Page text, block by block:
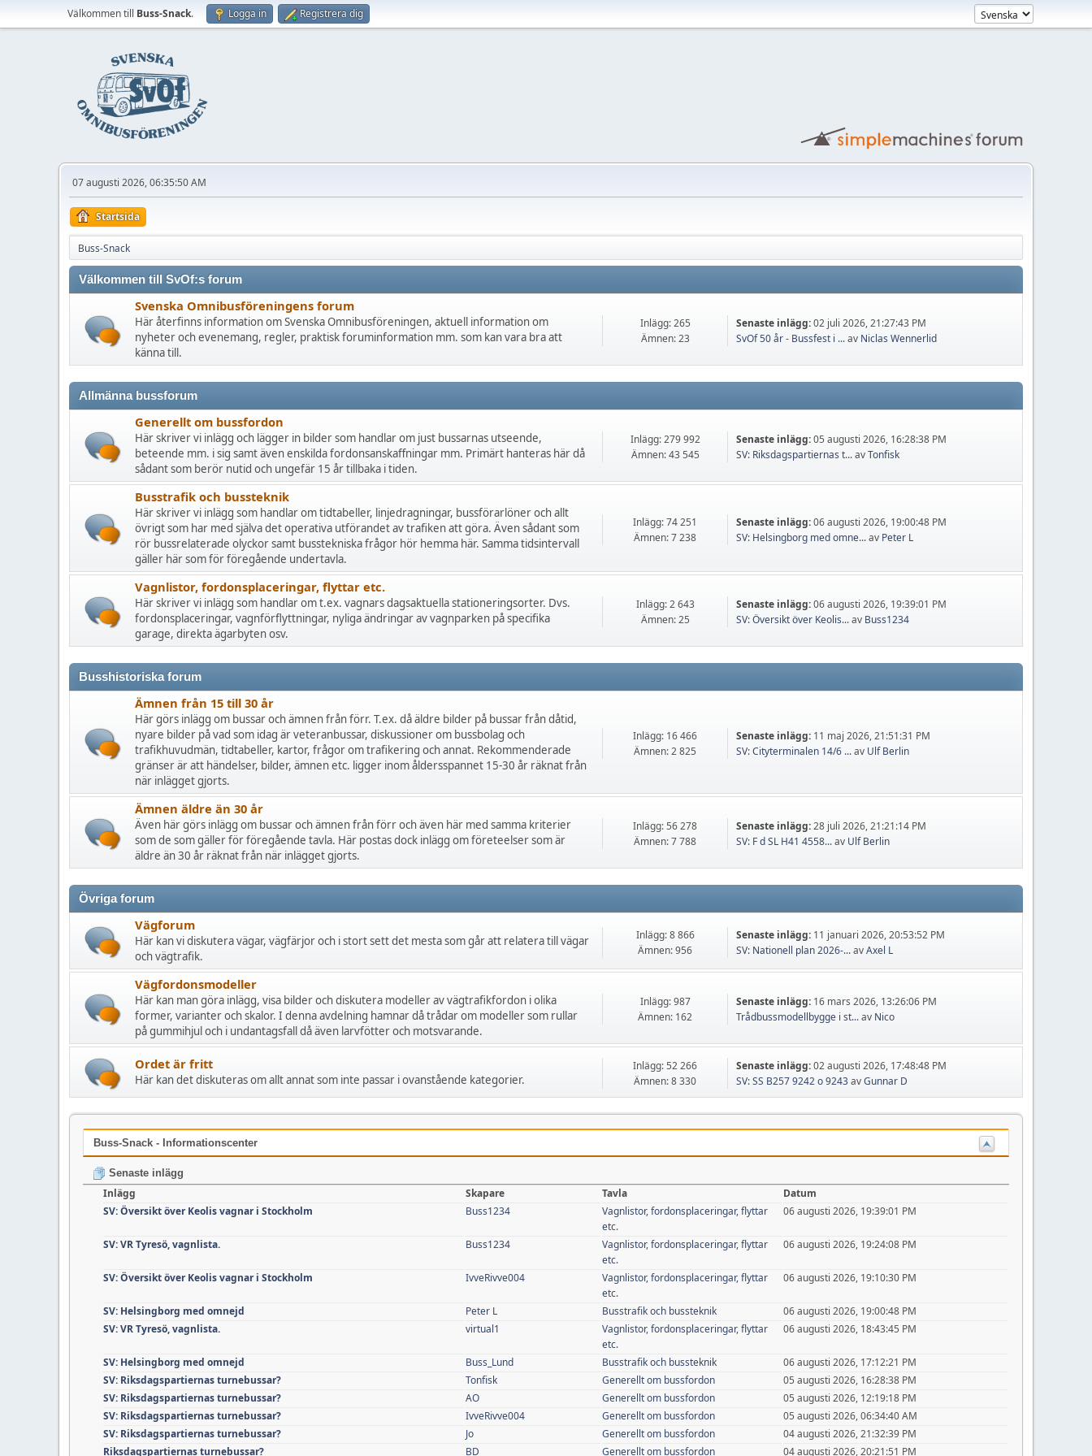
Välkommen till Buss-Snack. Logga in Registrera dig
07 augusti 2026, 06:35:50 AM
Startsida
Buss-Snack
Välkommen till SvOf:s forum
Svenska Omnibusföreningens forum
Här återfinns information om Svenska Omnibusföreningen, aktuell information om
nyheter och evenemang, regler, praktisk foruminformation mm. som kan vara bra att
känna till.
Inlägg: 265
Ämnen: 23
Senaste inlägg:02 juli 2026, 21:27:43 PM
SvOf 50 år - Bussfest i ...av Niclas Wennerlid
Allmänna bussforum
Generellt om bussfordon
Här skriver vi inlägg och lägger in bilder som handlar om just bussarnas utseende,
beteende mm. i sig samt även enskilda fordonsanskaffningar mm. Primärt hanteras här då
sådant som berör nutid och ungefär 15 år tillbaka i tiden.
Inlägg: 279 992
Ämnen: 43 545
Senaste inlägg:05 augusti 2026, 16:28:38 PM
SV: Riksdagspartiernas t...avTonfisk
Busstrafik och bussteknik
Här skriver vi inlägg som handlar om tidtabeller, linjedragningar, bussförarlöner och allt
övrigt som har med själva det operativa utförandet av trafiken att göra. Även sådant som
rör bussrelaterade olyckor samt busstekniska frågor hör hemma här. Samma tidsintervall
gäller här som för föregående undertavla.
Inlägg: 74 251
Ämnen: 7 238
Senaste inlägg:06 augusti 2026, 19:00:48 PM
SV: Helsingborg med omne...av Peter L
Vagnlistor, fordonsplaceringar, flyttar etc.
Här skriver vi inlägg som handlar om t.ex. vagnars dagsaktuella stationeringsorter. Dvs.
fordonsplaceringar, vagnförflyttningar, nyliga ändringar av vagnparken på specifika
garage, direkta ägarbyten osv.
Inlägg: 2 643
Ämnen: 25
Senaste inlägg:06 augusti 2026, 19:39:01 PM
SV: Översikt över Keolis...av Buss1234
Busshistoriska forum
Ämnen från 15 till 30 år
Här görs inlägg om bussar och ämnen från förr. T.ex. då äldre bilder på bussar från dåtid,
nyare bilder på vad som idag är veteranbussar, diskussioner om bussbolag och
trafikhuvudmän, tidtabeller, kartor, frågor om trafikering och annat. Rekommenderade
gränser är att händelser, bilder, ämnen etc. ligger inom åldersspannet 15-30 år räknat från
när inlägget gjorts.
Inlägg: 16 466
Ämnen: 2 825
Senaste inlägg: 11 maj 2026, 21:51:31 PM
SV: Cityterminalen 14/6 ...av Ulf Berlin
Ämnen äldre än 30 år
Även här görs inlägg om bussar och ämnen från förr och även här med samma kriterier
som de som gäller för föregående tavla. Här postas dock inlägg om företeelser som är
äldre än 30 år räknat från när inlägget gjorts.
Inlägg: 56 278
Ämnen: 7 788
Senaste inlägg:28 juli 2026, 21:21:14 PM
SV: F d SL H41 4558...av Ulf Berlin
Övriga forum
Vägforum
Här kan vi diskutera vägar, vägfärjor och i stort sett det mesta som går att relatera till vägar
och vägtrafik.
Inlägg: 8 866
Ämnen: 956
Senaste inlägg: 11 januari 2026, 20:53:52 PM
SV: Nationell plan 2026-...avAxel L
Vägfordonsmodeller
Här kan man göra inlägg, visa bilder och diskutera modeller av vägtrafikfordon i olika
former, varianter och skalor. I denna avdelning hamnar då trådar om modeller som rullar
på gummihjul och i undantagsfall då även larvfötter och motsvarande.
Inlägg: 987
Ämnen: 162
Senaste inlägg: 16 mars 2026, 13:26:06 PM
Trådbussmodellbygge i st...av Nico
Ordet är fritt
Här kan det diskuteras om allt annat som inte passar i ovanstående kategorier.
Inlägg: 52 266
Ämnen: 8 330
Senaste inlägg:02 augusti 2026, 17:48:48 PM
SV: SS B257 9242 o 9243avGunnar D
Buss-Snack - Informationscenter
Senaste inlägg
Inlägg Skapare Tavla
Datum
SV: Översikt över Keolis vagnar i Stockholm
Buss1234
Vagnlistor, fordonsplaceringar, flyttar
etc.
06 augusti 2026, 19:39:01 PM
SV: VR Tyresö, vagnlista. Buss1234
Vagnlistor, fordonsplaceringar, flyttar
etc.
06 augusti 2026, 19:24:08 PM
SV: Översikt över Keolis vagnar i Stockholm IvveRivve004
Vagnlistor, fordonsplaceringar, flyttar
etc.
06 augusti 2026, 19:10:30 PM
SV: Helsingborg med omnejd Peter L Busstrafik och bussteknik
06 augusti 2026, 19:00:48 PM
SV: VR Tyresö, vagnlista.
virtual1
Vagnlistor, fordonsplaceringar, flyttar
etc.
06 augusti 2026, 18:43:45 PM
SV: Helsingborg med omnejd Buss_Lund Busstrafik och bussteknik
06 augusti 2026, 17:12:21 PM
SV: Riksdagspartiernas turnebussar?
Tonfisk Generellt om bussfordon
05 augusti 2026, 16:28:38 PM
SV: Riksdagspartiernas turnebussar?
AO Generellt om bussfordon
05 augusti 2026, 12:19:18 PM
SV: Riksdagspartiernas turnebussar?
IvveRivve004 Generellt om bussfordon
05 augusti 2026, 06:34:40 AM
SV: Riksdagspartiernas turnebussar?
Jo Generellt om bussfordon
04 augusti 2026, 21:32:39 PM
Riksdagspartiernas turnebussar?
BD Generellt om bussfordon 04 augusti 2026, 20:21:51 PM